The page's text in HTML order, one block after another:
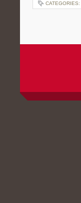
CATEGORIES: